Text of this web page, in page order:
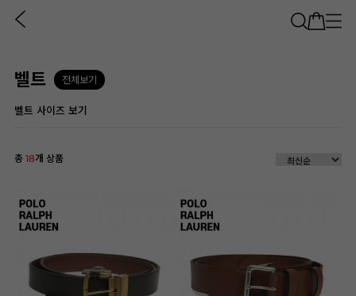
벨트 전체보기
벨트 사이즈 보기
총 18개 상품